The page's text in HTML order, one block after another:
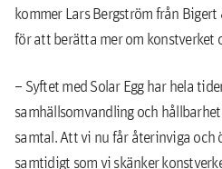
kommer Lars Bergström från
för att berätta mer om konstverket
– Syftet med Solar Egg har hela
samhällsomvandling och
samtal. Att vi nu får återinviga och
samtidigt som vi skänker